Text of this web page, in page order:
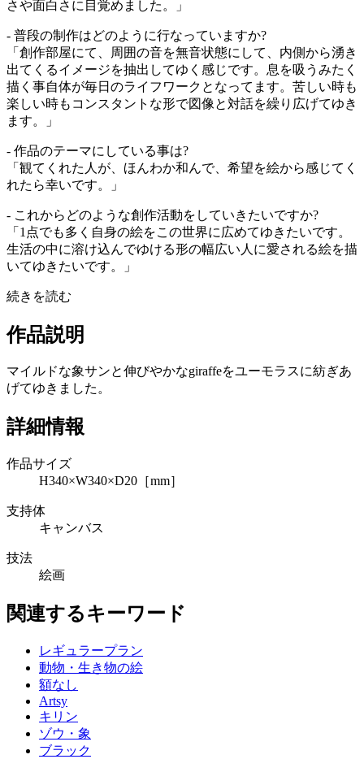
さや面白さに目覚めました。」
- 普段の制作はどのように行なっていますか?
「創作部屋にて、周囲の音を無音状態にして、内側から湧き
出てくるイメージを抽出してゆく感じです。息を吸うみたく
描く事自体が毎日のライフワークとなってます。苦しい時も
楽しい時もコンスタントな形で図像と対話を繰り広げてゆき
ます。」
- 作品のテーマにしている事は?
「観てくれた人が、ほんわか和んで、希望を絵から感じてく
れたら幸いです。」
- これからどのような創作活動をしていきたいですか?
「1点でも多く自身の絵をこの世界に広めてゆきたいです。
生活の中に溶け込んでゆける形の幅広い人に愛される絵を描
いてゆきたいです。」
続きを読む
作品説明
マイルドな象サンと伸びやかなgiraffeをユーモラスに紡ぎあ
げてゆきました。
詳細情報
作品サイズ
H340×W340×D20［mm］
支持体
キャンバス
技法
絵画
関連するキーワード
レギュラープラン
動物・生き物の絵
額なし
Artsy
キリン
ゾウ・象
ブラック